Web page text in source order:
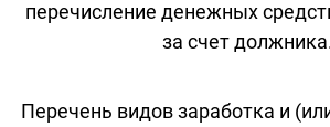
перечисление денежных
за счет
Перечень видов заработка и